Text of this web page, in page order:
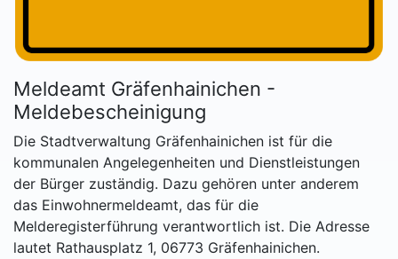
Meldeamt Gräfenhainichen -
Meldebescheinigung
Die Stadtverwaltung Gräfenhainichen ist für die
kommunalen Angelegenheiten und Dienstleistungen
der Bürger zuständig. Dazu gehören unter anderem
das Einwohnermeldeamt, das für die
Melderegisterführung verantwortlich ist. Die Adresse
lautet Rathausplatz 1, 06773 Gräfenhainichen.